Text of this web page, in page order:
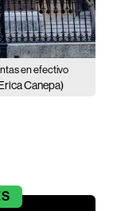
en efectivo
Canepa)